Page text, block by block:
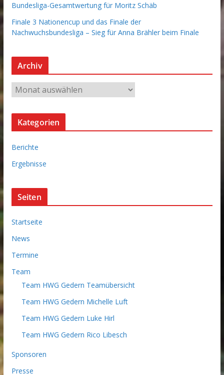
Bundesliga-Gesamtwertung für Moritz Schäb
Finale 3 Nationencup und das Finale der
Nachwuchsbundesliga – Sieg für Anna Brähler beim Finale
Archiv
r
c
v
Kategorien
Berichte
Ergebnisse
Seiten
Startseite
News
Termine
Team
Team HWG Gedern Teamübersicht
Team HWG Gedern Michelle Luft
Team HWG Gedern Luke Hirl
Team HWG Gedern Rico Libesch
Sponsoren
Presse